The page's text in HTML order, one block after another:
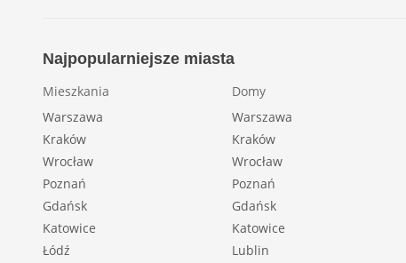
Najpopularniejsze miasta
Mieszkania
Warszawa
Kraków
Wrocław
Poznań
Gdańsk
Katowice
Łódź
Domy
Warszawa
Kraków
Wrocław
Poznań
Gdańsk
Katowice
Lublin